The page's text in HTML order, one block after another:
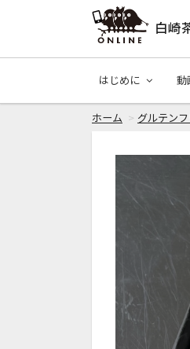
白崎
はじめに 動
ホーム グルテン